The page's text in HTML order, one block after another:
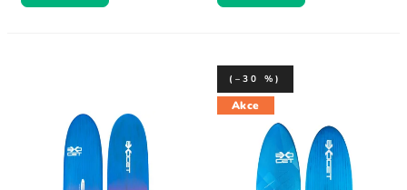
Akce
(–30 %)